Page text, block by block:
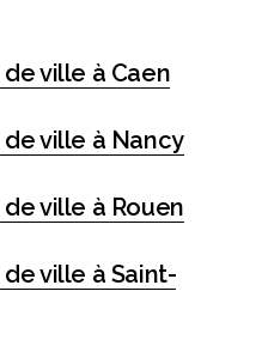
ville à Caen
ville à Nancy
ville à Rouen
ville à Saint-